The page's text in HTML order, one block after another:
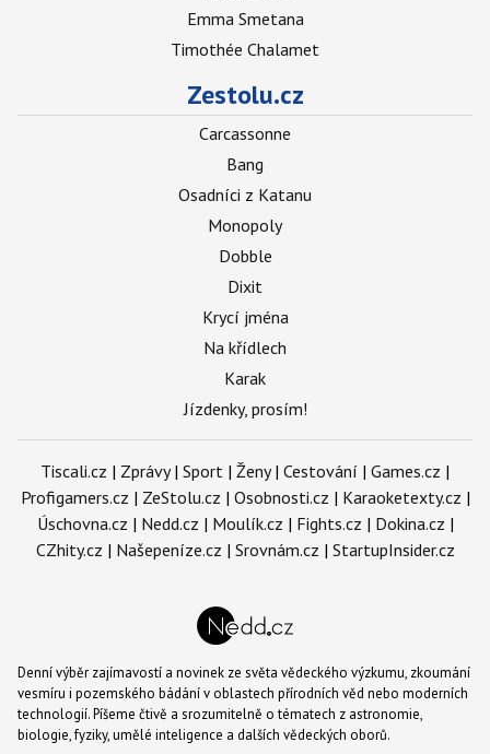
Emma Smetana
Timothée Chalamet
Zestolu.cz
Carcassonne
Bang
Osadníci z Katanu
Monopoly
Dobble
Dixit
Krycí jména
Na křídlech
Karak
Jízdenky, prosím!
Tiscali.cz | Zprávy| Sport | Ženy| Cestování | Games.cz |
Profigamers.cz | ZeStolu.cz | Osobnosti.cz | Karaoketexty.cz |
Úschovna.cz | Nedd.cz | Moulík.cz | Fights.cz | Dokina.cz |
CZhity.cz | Našepeníze.cz | Srovnám.cz | StartupInsider.cz
Denní výběr zajímavostí a novinek ze světa vědeckého výzkumu, zkoumání
vesmíru i pozemského bádání v oblastech přírodních věd nebo moderních
technologií. Píšeme čtivě a srozumitelně o tématech z astronomie,
biologie, fyziky, umělé inteligence a dalších vědeckých oborů.